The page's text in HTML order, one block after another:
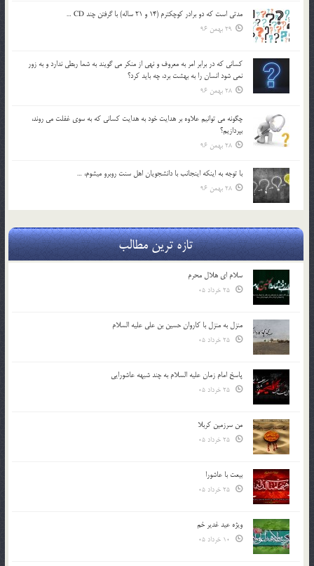
مدتي است كه دو برادر كوچكترم (14 و 21 ساله) با گرفتن چند CD …
29 بهمن 96
كساني كه در برابر امر به معروف و نهي از منكر مي گويند به شما ربطي ندارد و به زور
نمي شود انسان را به بهشت برد، چه بايد كرد؟
28 بهمن 96
چگونه مي توانيم علاوه بر هدايت خود به هدايت كساني كه به سوي غفلت مي روند،
بپردازيم؟
28 بهمن 96
با توجه به اينكه اينجانب با دانشجويان اهل سنت روبرو مي‎شوم، …
28 بهمن 96
تازه ترین مطالب
سلام ای هلال محرم
منزل به منزل با کاروان حسین بن علی علیه السلام
پاسخ امام زمان علیه السلام به چند شبهه عاشورایی
من سرزمین کربلا
بیعت با عاشورا
ویژه عید غدیر خم